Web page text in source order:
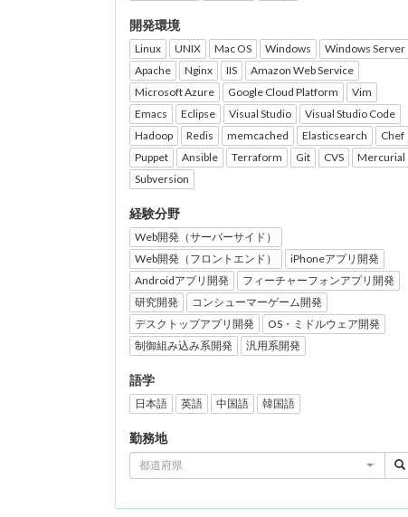
開発環境
Linux UNIX Mac OS Windows
Windows Server
Apache
Nginx IIS
Amazon Web Service
Microsoft Azure
Google Cloud Platform
Vim
Emacs
Eclipse Visual Studio
Visual Studio Code
Hadoop
Redis memcached Elasticsearch
Chef
Puppet
Ansible Terraform Git CVS
Mercurial
Subversion
経験分野
Web開発（サーバーサイド）
Web開発（フロントエンド）
iPhoneアプリ開発
Androidアプリ開発
フィーチャーフォンアプリ開発
研究開発
コンシューマーゲーム開発
デスクトップアプリ開発
OS・ミドルウェア開発
制御組み込み系開発
汎用系開発
語学
日本語 英語 中国語 韓国語
勤務地
都道府県